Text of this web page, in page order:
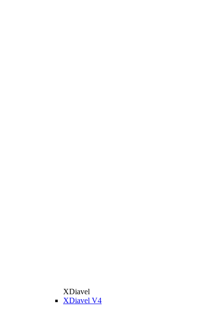
XDiavel
XDiavel V4